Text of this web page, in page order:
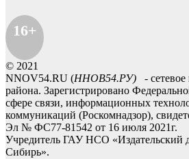
16+
© 2021
NNOV54.RU (ННОВ54.РУ) - сетевое
района. Зарегистрировано
сфере связи, информационных
коммуникаций (Роскомнадзор),
Эл № ФС77-81542 от 16 июля 2021г.
Учредитель ГАУ НСО «Издательский
Сибирь».